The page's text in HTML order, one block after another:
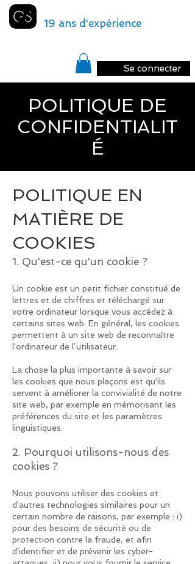
19 ans d'expérience
Se connecter
POLITIQUE DE
CONFIDENTIALIT
É
POLITIQUE EN
MATIÈRE DE
COOKIES
1. Qu'est-ce qu'un cookie ?
Un cookie est un petit fichier constitué de
lettres et de chiffres et téléchargé sur
votre ordinateur lorsque vous accédez à
certains sites web. En général, les cookies
permettent à un site web de reconnaître
l'ordinateur de l’utilisateur.
La chose la plus importante à savoir sur
les cookies que nous plaçons est qu'ils
servent à améliorer la convivialité de notre
site web, par exemple en mémorisant les
préférences du site et les paramètres
linguistiques.
2. Pourquoi utilisons-nous des
cookies ?
Nous pouvons utiliser des cookies et
d'autres technologies similaires pour un
certain nombre de raisons, par exemple : i)
pour des besoins de sécurité ou de
protection contre la fraude, et afin
d'identifier et de prévenir les cyber-